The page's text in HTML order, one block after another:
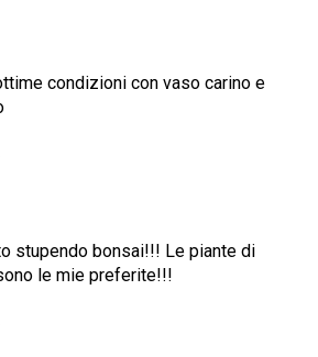
condizioni con vaso carino e
stupendo bonsai!!! Le piante di
le mie preferite!!!